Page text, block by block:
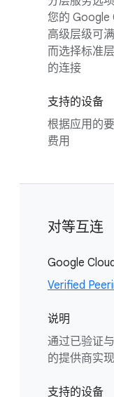
您的 Google
高级层级可
而选择标准
的连接
支持的设备
根据应用的
费用
对等互连
Google
Verified
说明
通过已验证
的提供商实
支持的设备